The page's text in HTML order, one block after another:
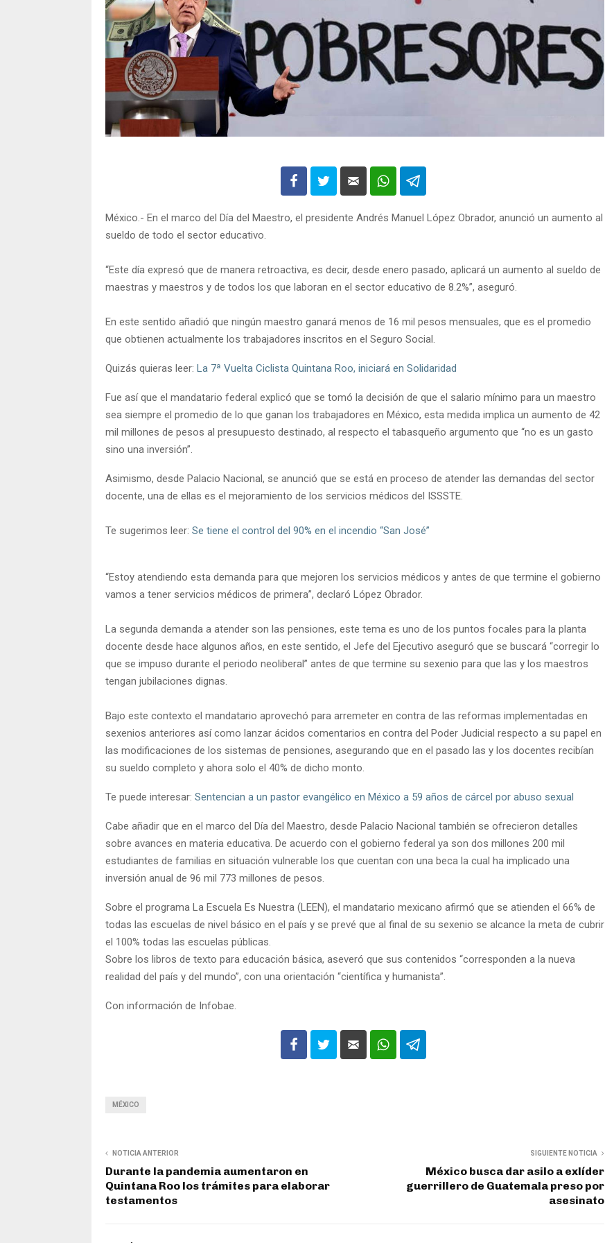
México.- En el marco del Día del Maestro, el presidente Andrés Manuel López Obrador, anunció un aumento al
sueldo de todo el sector educativo.
“Este día expresó que de manera retroactiva, es decir, desde enero pasado, aplicará un aumento al sueldo de
maestras y maestros y de todos los que laboran en el sector educativo de 8.2%”, aseguró.
En este sentido añadió que ningún maestro ganará menos de 16 mil pesos mensuales, que es el promedio
que obtienen actualmente los trabajadores inscritos en el Seguro Social.
Quizás quieras leer: La 7ª Vuelta Ciclista Quintana Roo, iniciará en Solidaridad
Fue así que el mandatario federal explicó que se tomó la decisión de que el salario mínimo para un maestro
sea siempre el promedio de lo que ganan los trabajadores en México, esta medida implica un aumento de 42
mil millones de pesos al presupuesto destinado, al respecto el tabasqueño argumento que “no es un gasto
sino una inversión”.
Asimismo, desde Palacio Nacional, se anunció que se está en proceso de atender las demandas del sector
docente, una de ellas es el mejoramiento de los servicios médicos del ISSSTE.
Te sugerimos leer: Se tiene el control del 90% en el incendio “San José”
“Estoy atendiendo esta demanda para que mejoren los servicios médicos y antes de que termine el gobierno
vamos a tener servicios médicos de primera”, declaró López Obrador.
La segunda demanda a atender son las pensiones, este tema es uno de los puntos focales para la planta
docente desde hace algunos años, en este sentido, el Jefe del Ejecutivo aseguró que se buscará “corregir lo
que se impuso durante el periodo neoliberal” antes de que termine su sexenio para que las y los maestros
tengan jubilaciones dignas.
Bajo este contexto el mandatario aprovechó para arremeter en contra de las reformas implementadas en
sexenios anteriores así como lanzar ácidos comentarios en contra del Poder Judicial respecto a su papel en
las modificaciones de los sistemas de pensiones, asegurando que en el pasado las y los docentes recibían
su sueldo completo y ahora solo el 40% de dicho monto.
Te puede interesar: Sentencian a un pastor evangélico en México a 59 años de cárcel por abuso sexual
Cabe añadir que en el marco del Día del Maestro, desde Palacio Nacional también se ofrecieron detalles
sobre avances en materia educativa. De acuerdo con el gobierno federal ya son dos millones 200 mil
estudiantes de familias en situación vulnerable los que cuentan con una beca la cual ha implicado una
inversión anual de 96 mil 773 millones de pesos.
Sobre el programa La Escuela Es Nuestra (LEEN), el mandatario mexicano afirmó que se atienden el 66% de
todas las escuelas de nivel básico en el país y se prevé que al final de su sexenio se alcance la meta de cubrir
el 100% todas las escuelas públicas.
Sobre los libros de texto para educación básica, aseveró que sus contenidos “corresponden a la nueva
realidad del país y del mundo”, con una orientación “científica y humanista”.
Con información de Infobae.
MÉXICO
NOTICIA ANTERIOR
Durante la pandemia aumentaron en
Quintana Roo los trámites para elaborar
testamentos
SIGUIENTE NOTICIA
México busca dar asilo a exlíder
guerrillero de Guatemala preso por
asesinato